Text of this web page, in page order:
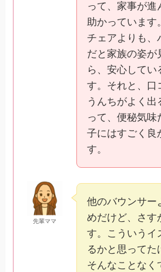
って、家事が進
助かっています
チェアよりも、
だと家族の姿が
ら、安心してい
す。それと、口
うんちがよく出
って、便秘気味
子にはすごく良
す。
先輩ママ
他のバウンサー
めだけど、さす
す。こういうイ
るかと思ってた
そんなことなく